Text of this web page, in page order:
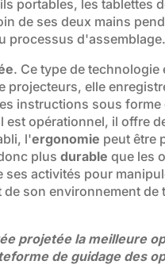
portables, les tablettes
de ses deux mains
processus d'assemblage.
. Ce type de
elle
instructions sous
opérationnel, il offre
l'ergonomie peut être
plusdurable que les
activités pour
son environnement de
projetée la meilleure
de guidage des